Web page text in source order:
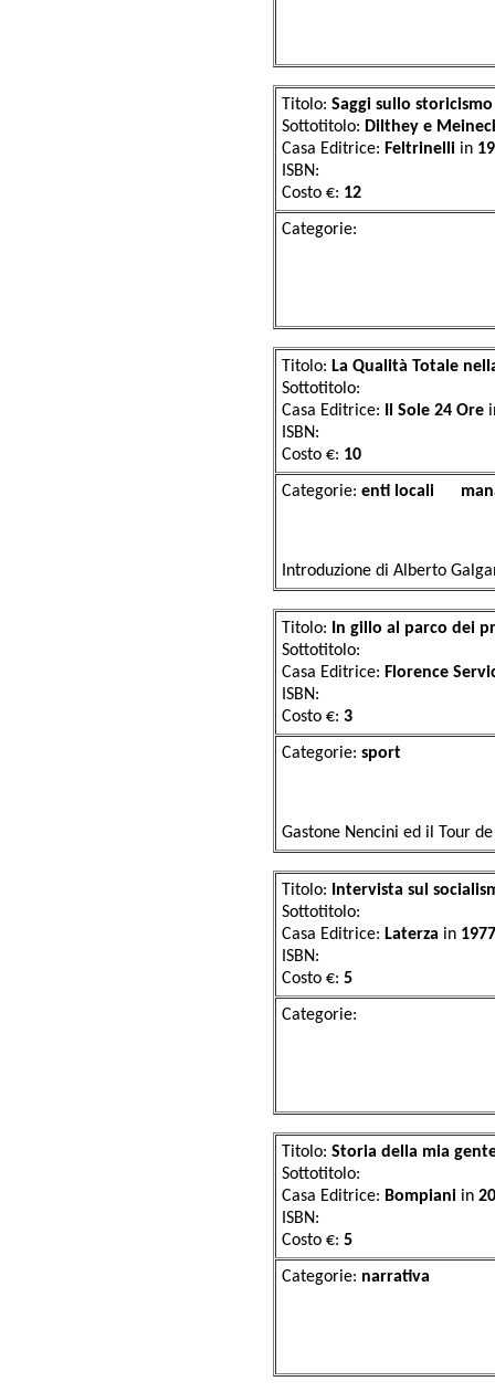
Titolo: Saggi sullo
Sottotitolo: Dilthey e
Casa Editrice: Feltrinelli in
ISBN:
Costo €: 12
Titolo: La Qualità Totale
Sottotitolo:
Casa Editrice:
Il Sole 24 Ore
ISBN:
Costo €: 10
Categorie: enti locali
Introduzione di Alberto
Titolo:
In gillo al parco dei
Sottotitolo:
Casa Editrice: Florence
ISBN:
Costo €: 3
Categorie:
Gastone Nencini ed il Tour
Titolo:
Intervista sul
Sottotitolo:
Casa Editrice: Laterza in 1977
ISBN:
Costo €: 5
Titolo: Storia della mia
Sottotitolo:
Casa Editrice: Bompiani in
ISBN:
Costo €: 5
Categorie: